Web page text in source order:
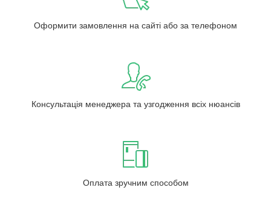
Оформити замовлення на сайті або за телефоном
Консультація менеджера та узгодження всіх нюансів
Оплата зручним способом